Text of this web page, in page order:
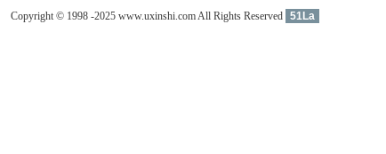
Copyright © 1998 -2025 www.uxinshi.com All Rights Reserved 51La